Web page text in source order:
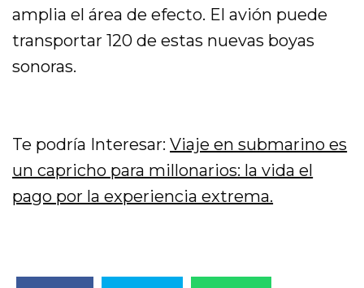
amplia el área de efecto. El avión puede
transportar 120 de estas nuevas boyas
sonoras.
Te podría Interesar:Viaje en submarino es
un capricho para millonarios: la vida el
pago por la experiencia extrema.